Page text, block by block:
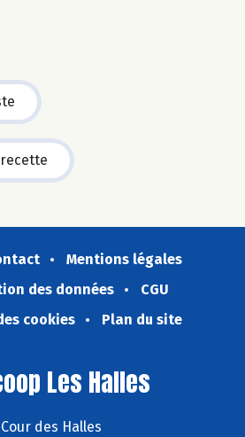
Mentions légales
des données
CGU
cookies
Plan du site
Les Halles
des Halles